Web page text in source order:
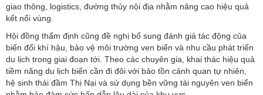
giao thông, logistics, đường thủy nội địa nhằm nâng cao hiệu quả
kết nối vùng.
Hội đồng thẩm định cũng đề nghị bổ sung đánh giá tác động của
biến đổi khí hậu, bảo vệ môi trường ven biển và nhu cầu phát triển
du lịch trong giai đoạn tới. Theo các chuyên gia, khai thác hiệu quả
tiềm năng du lịch biển cần đi đôi với bảo tồn cảnh quan tự nhiên,
hệ sinh thái đầm Thị Nại và sử dụng bền vững tài nguyên ven biển